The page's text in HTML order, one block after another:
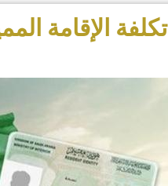
تكلفة الإقامة